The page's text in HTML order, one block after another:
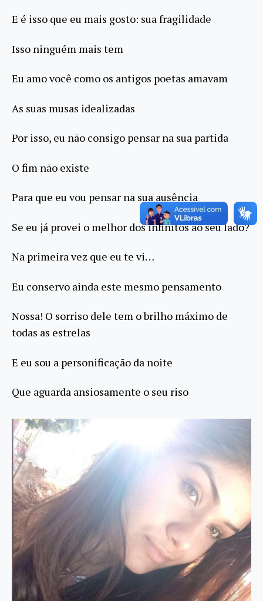
E é isso que eu mais gosto: sua fragilidade
Isso ninguém mais tem
Eu amo você como os antigos poetas amavam
As suas musas idealizadas
Por isso, eu não consigo pensar na sua partida
O fim não existe
Para que eu vou pensar na sua ausência
Se eu já provei o melhor dos infinitos ao seu lado?
Na primeira vez que eu te vi…
Eu conservo ainda este mesmo pensamento
Nossa! O sorriso dele tem o brilho máximo de
todas as estrelas
E eu sou a personificação da noite
Que aguarda ansiosamente o seu riso